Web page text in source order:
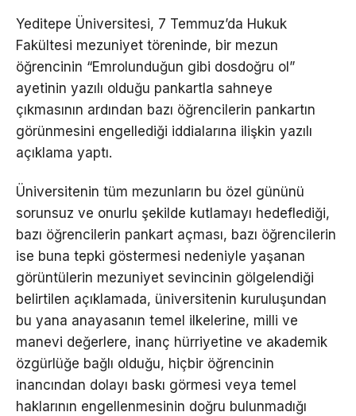
Yeditepe Üniversitesi, 7 Temmuz’da Hukuk
Fakültesi mezuniyet töreninde, bir mezun
öğrencinin “Emrolunduğun gibi dosdoğru ol”
ayetinin yazılı olduğu pankartla sahneye
çıkmasının ardından bazı öğrencilerin pankartın
görünmesini engellediği iddialarına ilişkin yazılı
açıklama yaptı.
Üniversitenin tüm mezunların bu özel gününü
sorunsuz ve onurlu şekilde kutlamayı hedeflediği,
bazı öğrencilerin pankart açması, bazı öğrencilerin
ise buna tepki göstermesi nedeniyle yaşanan
görüntülerin mezuniyet sevincinin gölgelendiği
belirtilen açıklamada, üniversitenin kuruluşundan
bu yana anayasanın temel ilkelerine, milli ve
manevi değerlere, inanç hürriyetine ve akademik
özgürlüğe bağlı olduğu, hiçbir öğrencinin
inancından dolayı baskı görmesi veya temel
haklarının engellenmesinin doğru bulunmadığı